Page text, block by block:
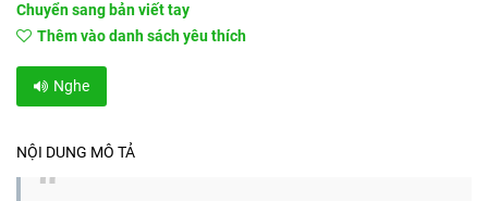
Chuyển sang bản viết tay
Thêm vào danh sách yêu thích
Nghe
NỘI DUNG MÔ TẢ